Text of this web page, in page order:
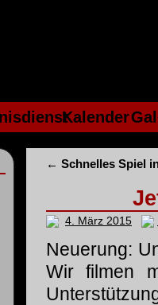
Kalender
← Schnelles Spiel
4. März 2015
Neuerung:
Wir filmen